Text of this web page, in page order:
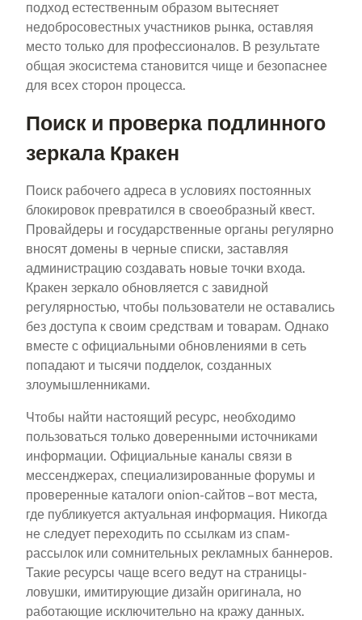
подход естественным образом вытесняет
недобросовестных участников рынка, оставляя
место только для профессионалов. В результате
общая экосистема становится чище и безопаснее
для всех сторон процесса.
Поиск и проверка подлинного
зеркала Кракен
Поиск рабочего адреса в условиях постоянных
блокировок превратился в своеобразный квест.
Провайдеры и государственные органы регулярно
вносят домены в черные списки, заставляя
администрацию создавать новые точки входа.
Кракен зеркало обновляется с завидной
регулярностью, чтобы пользователи не оставались
без доступа к своим средствам и товарам. Однако
вместе с официальными обновлениями в сеть
попадают и тысячи подделок, созданных
злоумышленниками.
Чтобы найти настоящий ресурс, необходимо
пользоваться только доверенными источниками
информации. Официальные каналы связи в
мессенджерах, специализированные форумы и
проверенные каталоги onion-сайтов – вот места,
где публикуется актуальная информация. Никогда
не следует переходить по ссылкам из спам-
рассылок или сомнительных рекламных баннеров.
Такие ресурсы чаще всего ведут на страницы-
ловушки, имитирующие дизайн оригинала, но
работающие исключительно на кражу данных.